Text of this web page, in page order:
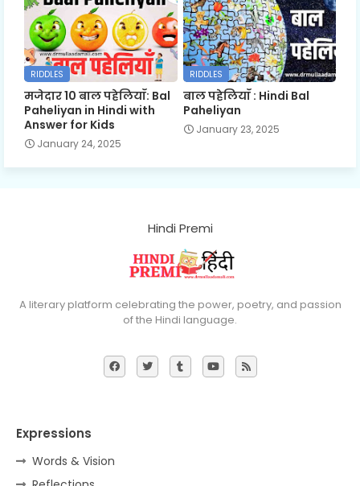
RIDDLES
मजेदार 10 बाल पहेलियाँ: Bal
Paheliyan in Hindi with
Answer for Kids
January 24, 2025
RIDDLES
बाल पहेलियाँ : Hindi Bal
Paheliyan
January 23, 2025
Hindi Premi
A literary platform celebrating the power, poetry, and passion
of the Hindi language.
Expressions
Words & Vision